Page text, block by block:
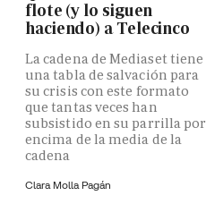
flote (y lo siguen
haciendo) a Telecinco
La cadena de Mediaset tiene
una tabla de salvación para
su crisis con este formato
que tantas veces han
subsistido en su parrilla por
encima de la media de la
cadena
Clara Molla Pagán